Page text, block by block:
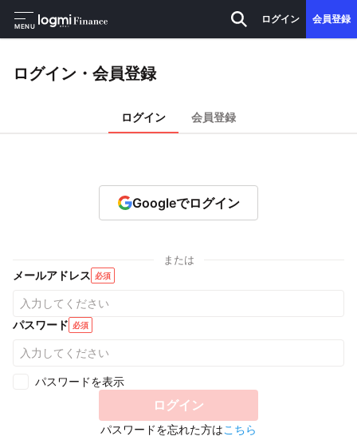
MENU
ログイン 会員登録
ログイン・会員登録
ログイン 会員登録
Googleでログイン
または
メールアドレス 必須
パスワード 必須
パスワードを表示
ログイン
パスワードを忘れた方はこちら